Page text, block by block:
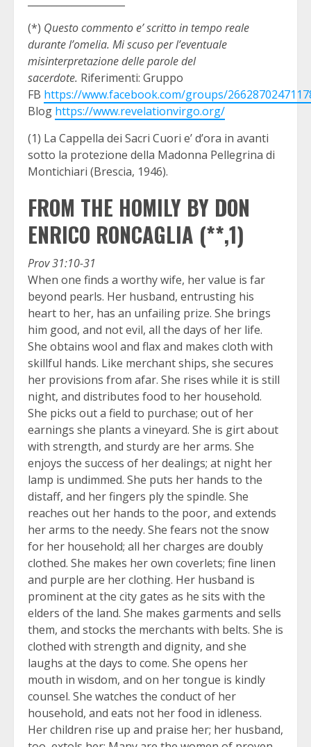
(*) Questo commento e’ scritto in tempo reale
durante l’omelia. Mi scuso per l’eventuale
misinterpretazione delle parole del
sacerdote. Riferimenti: Gruppo
FB https://www.facebook.com/groups/
Blog https://www.revelationvirgo.org/
(1) La Cappella dei Sacri Cuori e’ d’ora in avanti
sotto la protezione della Madonna Pellegrina di
Montichiari (Brescia, 1946).
FROM THE HOMILY BY DON
ENRICO RONCAGLIA (**,1)
Prov 31:10-31
When one finds a worthy wife, her value is far
beyond pearls. Her husband, entrusting his
heart to her, has an unfailing prize. She brings
him good, and not evil, all the days of her life.
She obtains wool and flax and makes cloth with
skillful hands. Like merchant ships, she secures
her provisions from afar. She rises while it is still
night, and distributes food to her household.
She picks out a field to purchase; out of her
earnings she plants a vineyard. She is girt about
with strength, and sturdy are her arms. She
enjoys the success of her dealings; at night her
lamp is undimmed. She puts her hands to the
distaff, and her fingers ply the spindle. She
reaches out her hands to the poor, and extends
her arms to the needy. She fears not the snow
for her household; all her charges are doubly
clothed. She makes her own coverlets; fine linen
and purple are her clothing. Her husband is
prominent at the city gates as he sits with the
elders of the land. She makes garments and sells
them, and stocks the merchants with belts. She is
clothed with strength and dignity, and she
laughs at the days to come. She opens her
mouth in wisdom, and on her tongue is kindly
counsel. She watches the conduct of her
household, and eats not her food in idleness.
Her children rise up and praise her; her husband,